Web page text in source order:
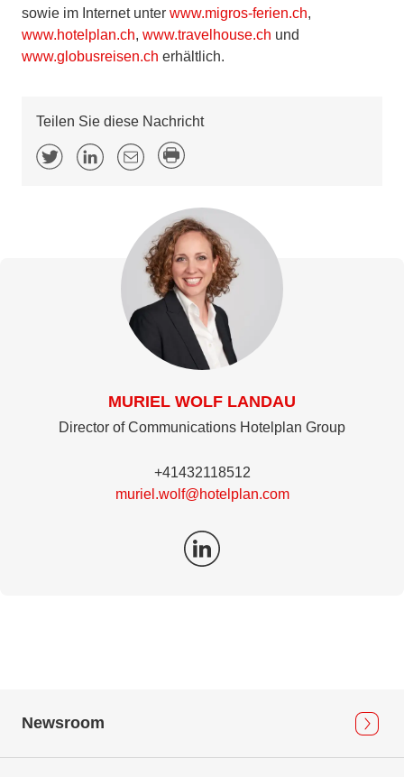
sowie im Internet unter www.migros-ferien.ch,
www.hotelplan.ch, www.travelhouse.ch und
www.globusreisen.ch erhältlich.
Teilen Sie diese Nachricht
MURIEL WOLF LANDAU
Director of Communications Hotelplan Group
+41432118512
muriel.wolf@hotelplan.com
Newsroom